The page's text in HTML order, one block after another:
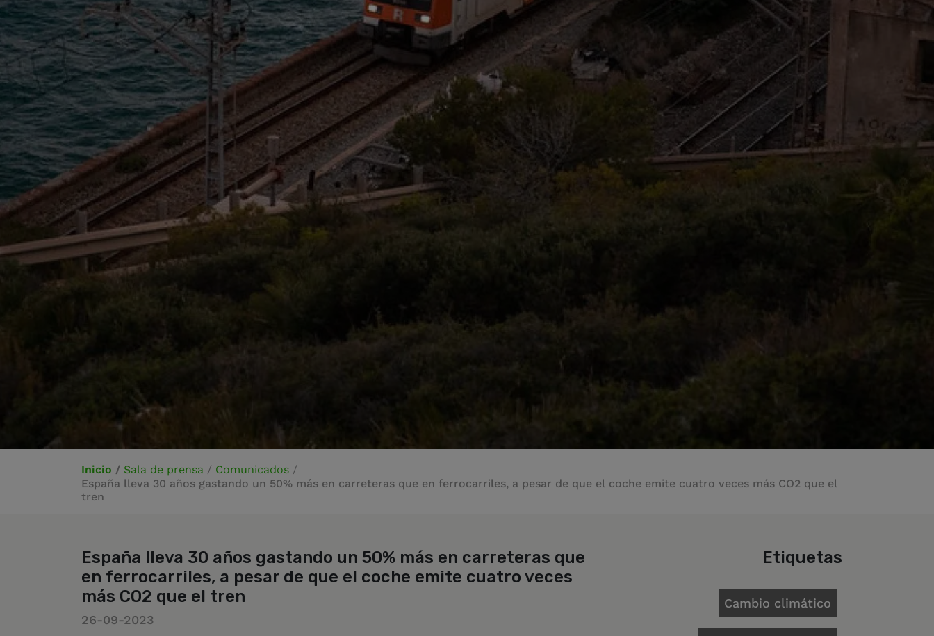
Inicio / Sala de prensa / Comunicados /
España lleva 30 años gastando un 50% más en carreteras que en ferrocarriles, a pesar de que el coche emite cuatro veces más CO2 que el
tren
España lleva 30 años gastando un 50% más en carreteras que
en ferrocarriles, a pesar de que el coche emite cuatro veces
más CO2 que el tren
26-09-2023
Etiquetas
Cambio climático